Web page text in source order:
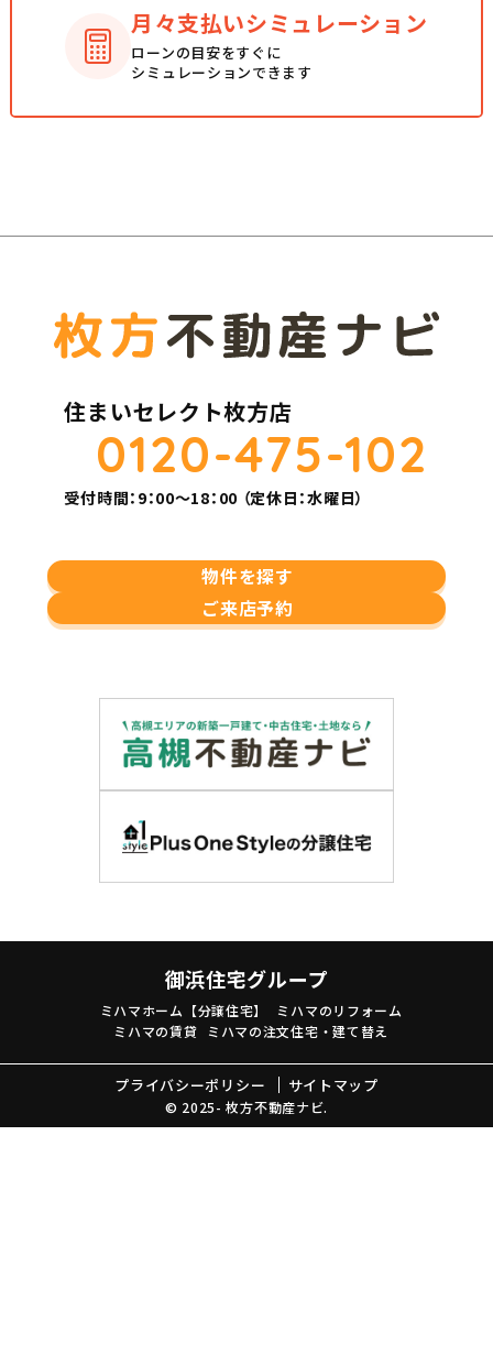
月々支払いシミュレーション
ローンの目安をすぐに
シミュレーションできます
住まいセレクト枚方店
0120-475-102
受付時間：9：00～18：00 （定休日：水曜日）
物件を探す
ご来店予約
御浜住宅グループ
ミハマホーム【分譲住宅】
ミハマのリフォーム
ミハマの賃貸
ミハマの注文住宅・建て替え
プライバシーポリシー サイトマップ
© 2025- 枚方不動産ナビ.